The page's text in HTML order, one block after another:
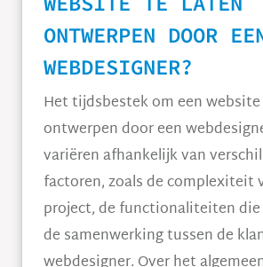
ONTWERPEN DOOR
WEBDESIGNER?
Het tijdsbestek om een
ontwerpen door een
variëren afhankelijk van
factoren, zoals de complexiteit
project, de functionaliteiten
de samenwerking tussen de